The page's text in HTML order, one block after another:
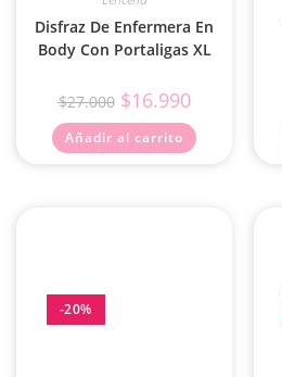
Disfraz De Enfermera En
Body Con Portaligas XL
$27.000 $16.990
Añadir al carrito
-20%